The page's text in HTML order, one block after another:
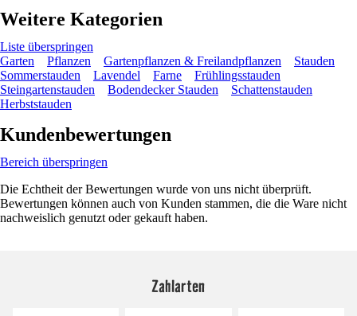
Weitere Kategorien
Liste überspringen
Garten
Pflanzen Gartenpflanzen & Freilandpflanzen
Stauden
Sommerstauden
Lavendel Farne
Frühlingsstauden
Steingartenstauden
Bodendecker Stauden
Schattenstauden
Herbststauden
Kundenbewertungen
Bereich überspringen
Die Echtheit der Bewertungen wurde von uns nicht überprüft.
Bewertungen können auch von Kunden stammen, die die Ware nicht
nachweislich genutzt oder gekauft haben.
Zahlarten